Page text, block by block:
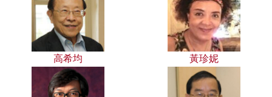
高希均 黃珍妮